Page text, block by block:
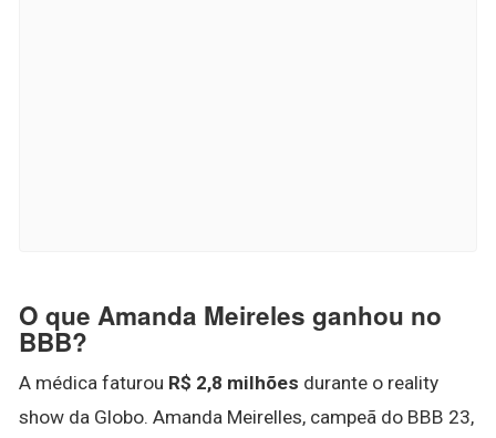
O que Amanda Meireles ganhou no
BBB?
A médica faturou R$ 2,8 milhões durante o reality
show da Globo. Amanda Meirelles, campeã do BBB 23,